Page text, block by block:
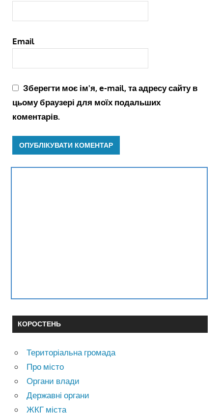
Email
Зберегти моє ім'я, e-mail, та адресу сайту в
цьому браузері для моїх подальших
коментарів.
КОРОСТЕНЬ
Територіальна громада
Про місто
Органи влади
Державні органи
ЖКГ міста